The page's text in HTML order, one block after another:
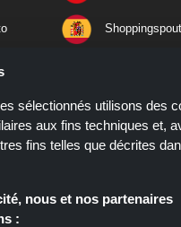
NL
PT
sélectionnés utilisons des
aux fins techniques et,
fins telles que décrites
nous et nos partenaires
: